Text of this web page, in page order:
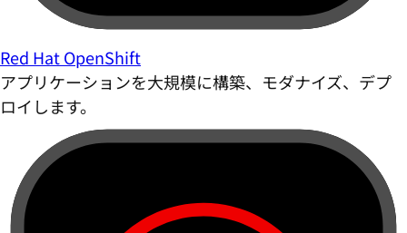
Red Hat OpenShift
アプリケーションを大規模に構築、モダナイズ、デプ
ロイします。